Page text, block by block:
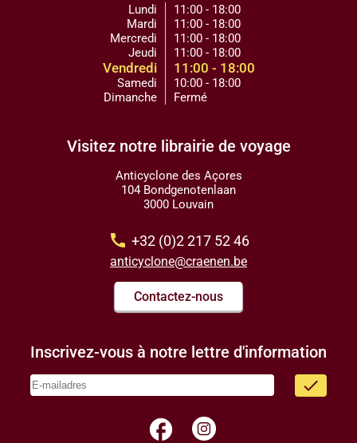
Lundi
Mardi
Mercredi
Jeudi
Vendredi
Samedi
Dimanche
11:00 - 18:00
11:00 - 18:00
11:00 - 18:00
11:00 - 18:00
11:00 - 18:00
10:00 - 18:00
Fermé
Visitez notre librairie de voyage
Anticyclone des Açores
104 Bondgenotenlaan
3000 Louvain
call +32 (0)2 217 52 46
anticyclone@craenen.be
Contactez-nous
Inscrivez-vous à notre lettre d'information
done
facebook